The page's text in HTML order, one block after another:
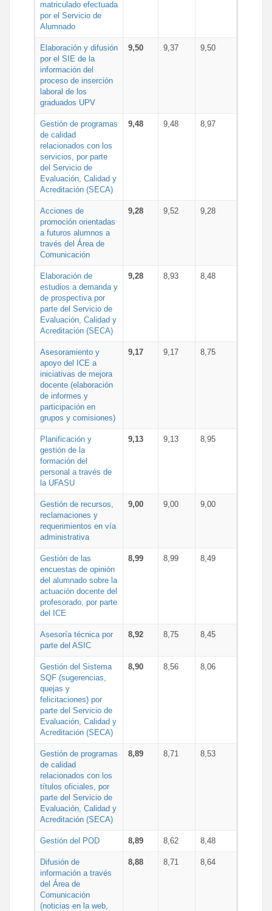
matriculado efectuada
por el Servicio de
Alumnado
Elaboración y difusión
por el SIE de la
información del
proceso de inserción
laboral de los
graduados UPV
9,50 9,37 9,50
Gestión de programas
de calidad
relacionados con los
servicios, por parte
del Servicio de
Evaluación, Calidad y
Acreditación (SECA)
9,48 9,48 8,97
Acciones de
promoción orientadas
a futuros alumnos a
través del Área de
Comunicación
9,28 9,52 9,28
Elaboración de
estudios a demanda y
de prospectiva por
parte del Servicio de
Evaluación, Calidad y
Acreditación (SECA)
9,28 8,93 8,48
Asesoramiento y
apoyo del ICE a
iniciativas de mejora
docente (elaboración
de informes y
participación en
grupos y comisiones)
9,17 9,17 8,75
Planificación y
gestión de la
formación del
personal a través de
la UFASU
9,13 9,13 8,95
Gestión de recursos,
reclamaciones y
requerimientos en vía
administrativa
9,00 9,00 9,00
Gestión de las
encuestas de opinión
del alumnado sobre la
actuación docente del
profesorado, por parte
del ICE
8,99 8,99 8,49
Asesoría técnica por
parte del ASIC
8,92 8,75 8,45
Gestión del Sistema
SQF (sugerencias,
quejas y
felicitaciones) por
parte del Servicio de
Evaluación, Calidad y
Acreditación (SECA)
8,90 8,56 8,06
Gestión de programas
de calidad
relacionados con los
títulos oficiales, por
parte del Servicio de
Evaluación, Calidad y
Acreditación (SECA)
8,89 8,71 8,53
Gestión del POD 8,89 8,62 8,48
Difusión de
información a través
del Área de
Comunicación
(noticias en la web,
8,88 8,71 8,64